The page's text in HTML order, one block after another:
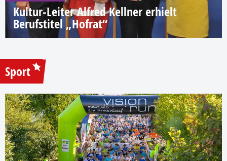
Kultur-Leiter Alfred Kellner erhielt
Berufstitel „Hofrat“
Sport